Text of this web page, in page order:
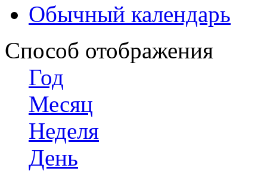
Обычный календарь
Способ отображения
Год
Месяц
Неделя
День